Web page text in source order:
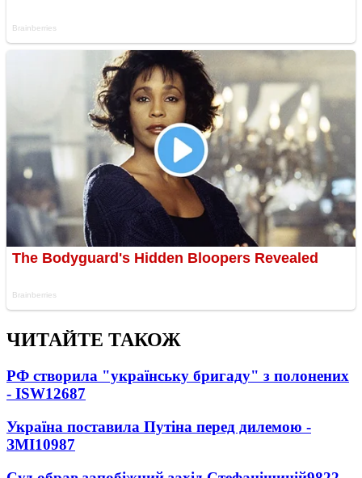
ЧИТАЙТЕ ТАКОЖ
РФ створила "українську бригаду" з полонених
- ISW12687
Україна поставила Путіна перед дилемою -
ЗМІ10987